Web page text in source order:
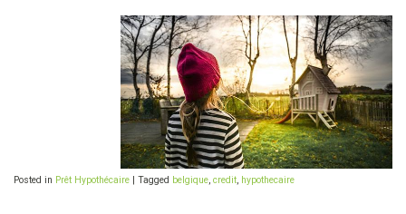
Posted in Prêt Hypothécaire Tagged belgique, credit, hypothecaire